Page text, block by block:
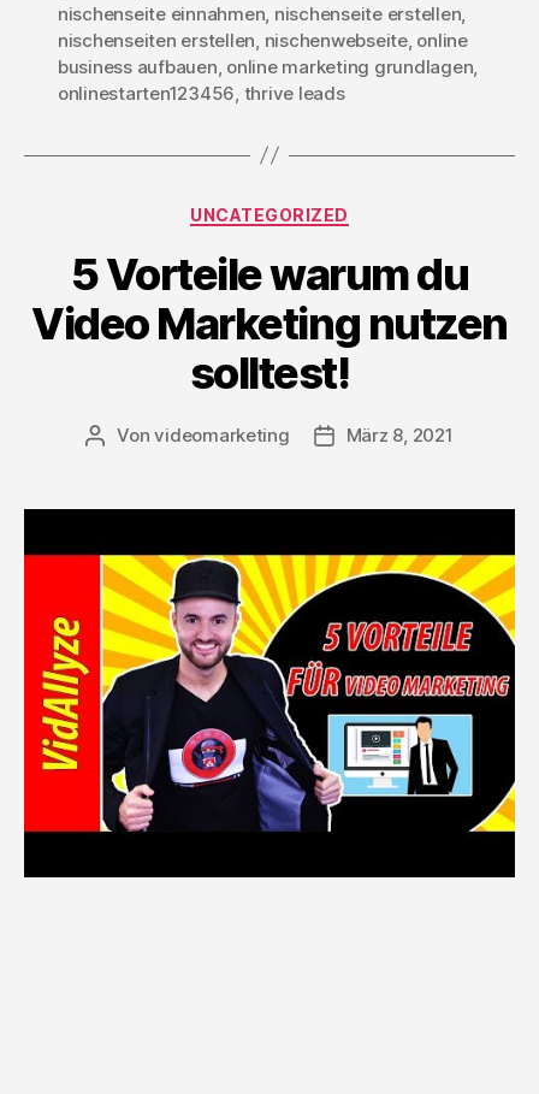
nischenseite einnahmen, nischenseite erstellen,
nischenseiten erstellen, nischenwebseite, online
business aufbauen, online marketing grundlagen,
onlinestarten123456, thrive leads
Kategorien
UNCATEGORIZED
5 Vorteile warum du
Video Marketing nutzen
solltest!
Beitragsautor
Vonvideomarketing Beitragsdatum
März 8, 2021